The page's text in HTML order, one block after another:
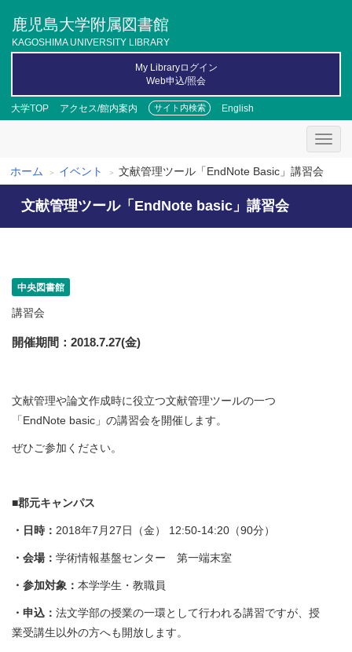
ツ
鹿児島大学附属図書館
KAGOSHIMA UNIVERSITY LIBRARY
大学TOP アクセス/館内案内 サイト内検索 English
My Libraryログイン
Web申込/照会
パ
ン
ホーム イベント 文献管理ツール「EndNote Basic」講習会
文献管理ツール「EndNote basic」講習会
中央図書館
講習会
開催期間 2018.7.27(金)
文献管理や論文作成時に役立つ文献管理ツールの一つ
「EndNote basic」の講習会を開催します。
ぜひご参加ください。
■郡元キャンパス
・日時： 2018年7月27日（金） 12:50-14:20（90分）
・会場： 学術情報基盤センター 第一端末室
・参加対象： 本学学生・教職員
・申込： 法文学部の授業の一環として行われる講習ですが、授
業受講生以外の方へも開放します。